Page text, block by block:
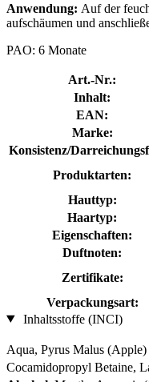
Anwendung: Auf der
aufschäumen und
PAO: 6 Monate
Art.-Nr.:
Inhalt:
EAN:
Marke:
Konsistenz/
Produktarten:
Hauttyp:
Haartyp:
Eigenschaften:
Duftnoten:
Zertifikate:
Verpackungsart:
Inhaltsstoffe (INCI)
Aqua, Pyrus Malus (Apple)
Cocamidopropyl Betaine,